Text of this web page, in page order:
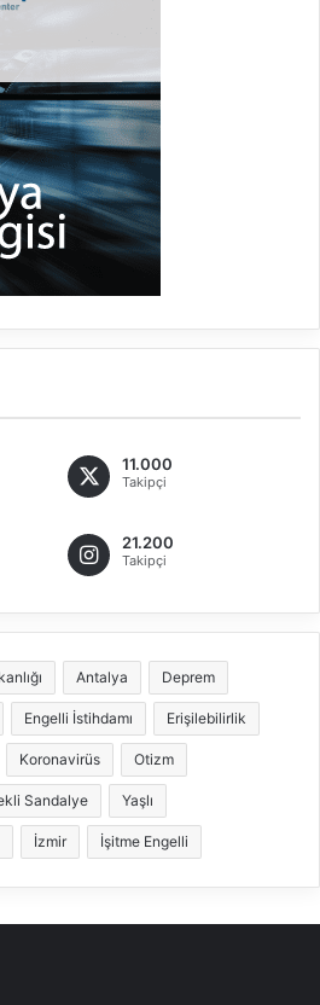
11.000
Takipçi
21.200
Takipçi
Antalya Deprem
Engelli İstihdamı Erişilebilirlik
Koronavirüs Otizm
Sandalye Yaşlı
İzmir İşitme Engelli